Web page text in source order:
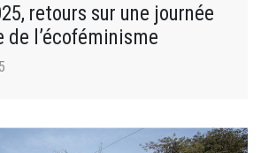
retours sur une journée
de l’écoféminisme